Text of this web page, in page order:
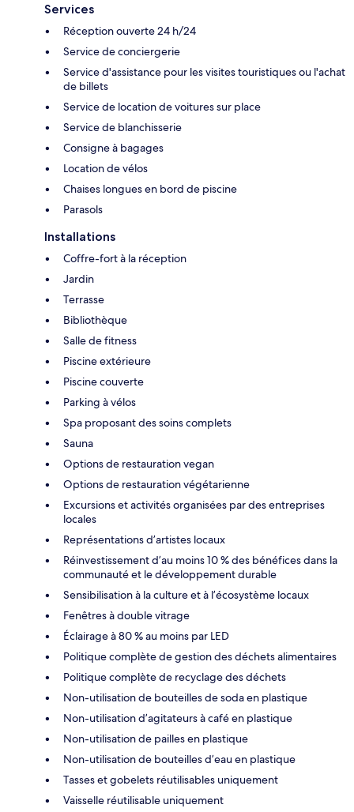
Services
Réception ouverte 24 h/24
Service de conciergerie
Service d'assistance pour les visites touristiques ou l'achat
de billets
Service de location de voitures sur place
Service de blanchisserie
Consigne à bagages
Location de vélos
Chaises longues en bord de piscine
Parasols
Installations
Coffre-fort à la réception
Jardin
Terrasse
Bibliothèque
Salle de fitness
Piscine extérieure
Piscine couverte
Parking à vélos
Spa proposant des soins complets
Sauna
Options de restauration vegan
Options de restauration végétarienne
Excursions et activités organisées par des entreprises
locales
Représentations d’artistes locaux
Réinvestissement d’au moins 10 % des bénéfices dans la
communauté et le développement durable
Sensibilisation à la culture et à l’écosystème locaux
Fenêtres à double vitrage
Éclairage à 80 % au moins par LED
Politique complète de gestion des déchets alimentaires
Politique complète de recyclage des déchets
Non-utilisation de bouteilles de soda en plastique
Non-utilisation d’agitateurs à café en plastique
Non-utilisation de pailles en plastique
Non-utilisation de bouteilles d’eau en plastique
Tasses et gobelets réutilisables uniquement
Vaisselle réutilisable uniquement